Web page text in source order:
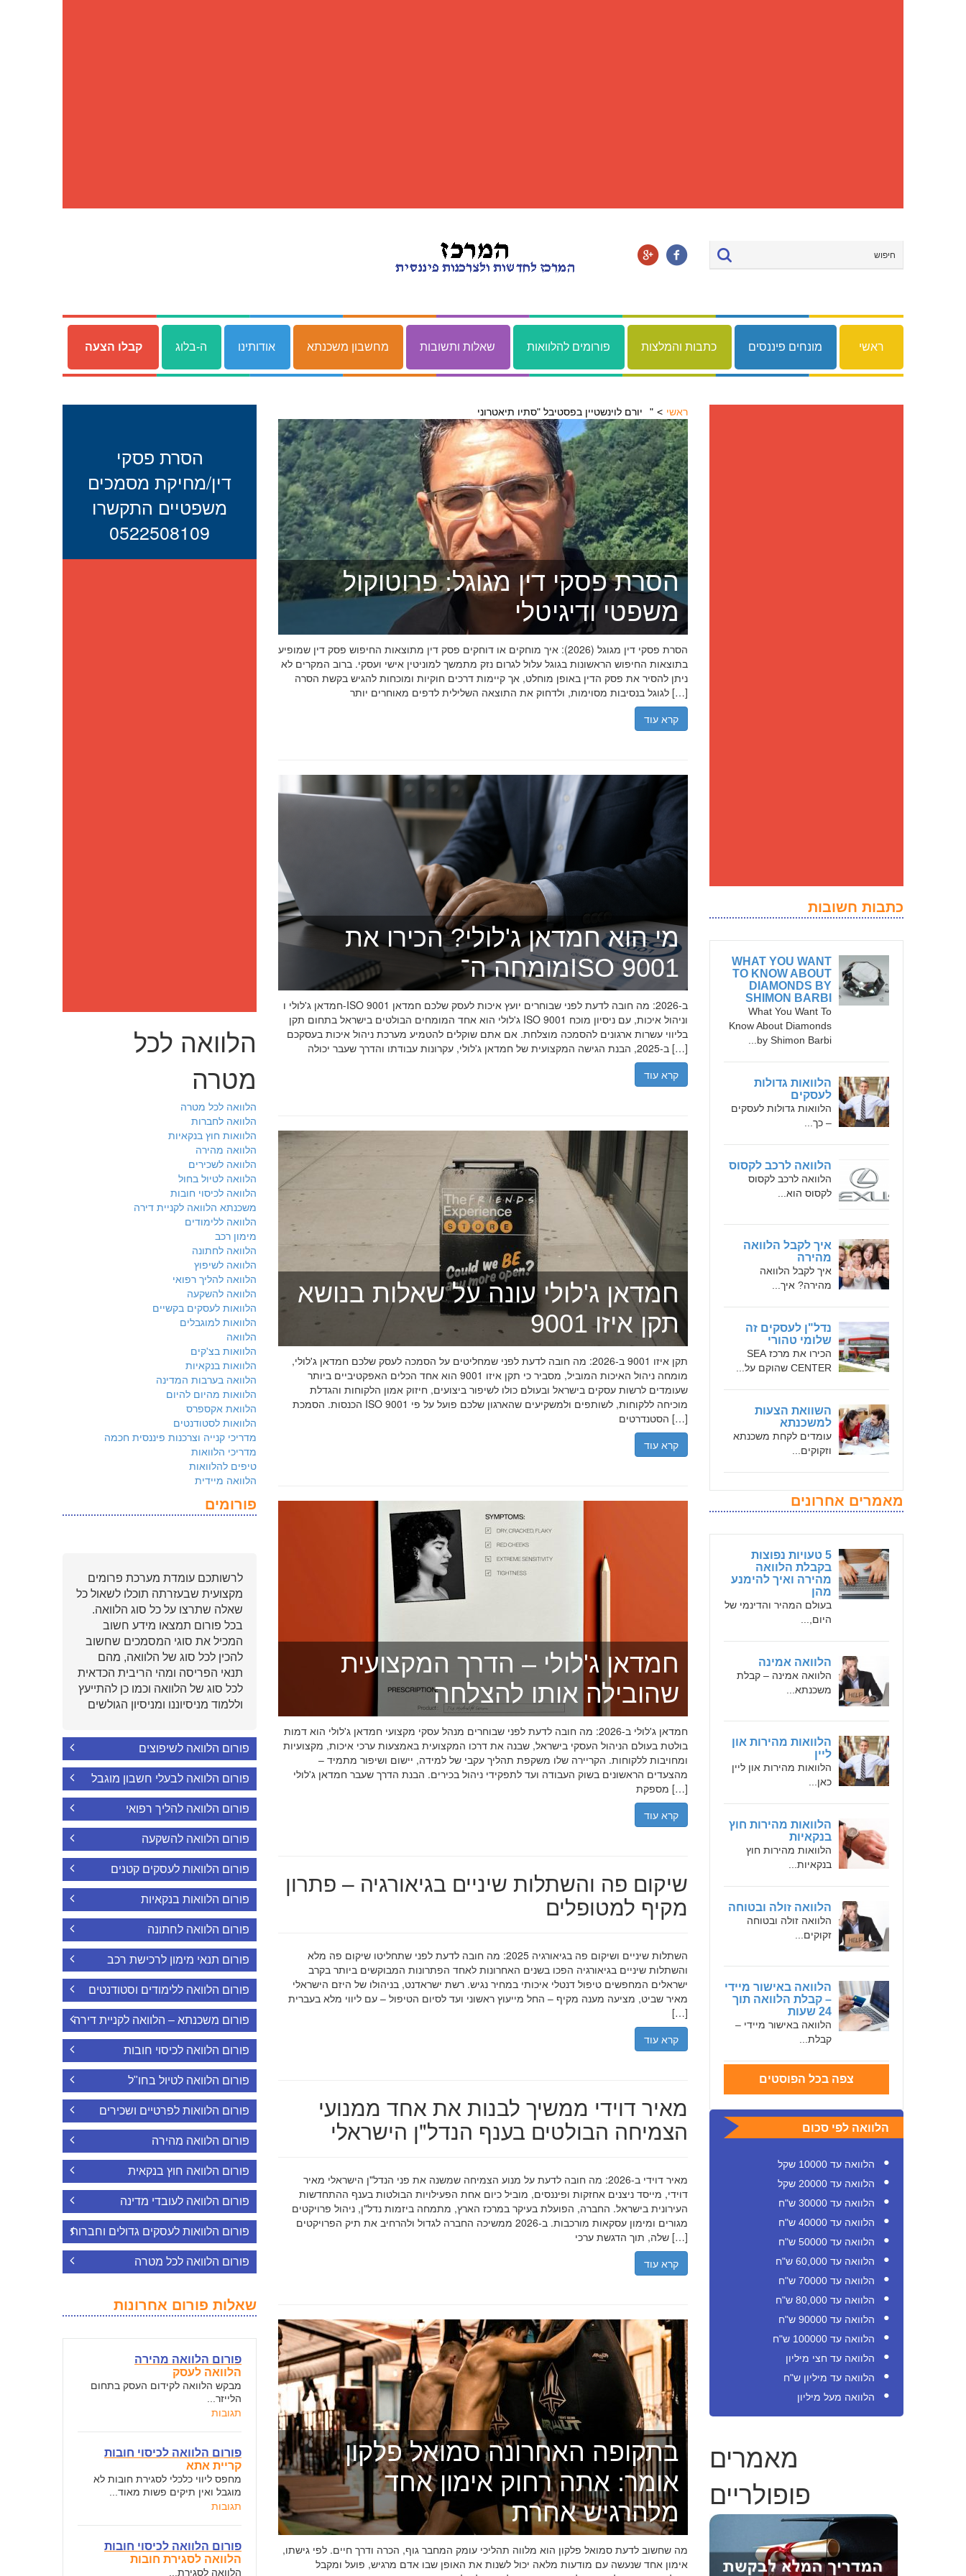
ראשי מונחים פיננסים כתבות והמלצות פורומים להלוואות שאלות ותשובות מחשבון משכנתא אודותינו ה-בלוג קבלו הצעה
כתבות חשובות
WHAT YOU WANT
TO KNOW ABOUT
DIAMONDS BY
SHIMON BARBI
What You Want To
Know About Diamonds
by Shimon Barbi...
הלוואות גדולות
לעסקים
הלוואות גדולות לעסקים
– כך...
הלוואה לרכב לקסוס
הלוואה לרכב לקסוס
לקסוס הוא...
איך לקבל הלוואה
מהירה
איך לקבל הלוואה
מהירה? איך...
נדל"ן לעסקים זה
שלומי טהורי
הכירו את מרכז SEA
CENTER שהוקם על...
השוואת הצעות
למשכנתא
עומדים לקחת משכנתא
וזקוקים...
מאמרים אחרונים
5 טעויות נפוצות
בקבלת הלוואה
מהירה ואיך להימנע
מהן
בעולם המהיר והדינמי של
היום,...
הלוואה אמינה
הלוואה אמינה – קבלת
משכנתא...
הלוואות מהירות און
ליין
הלוואות מהירות און ליין
כאן...
הלוואות מהירות חוץ
בנקאיות
הלוואות מהירות חוץ
בנקאיות...
הלוואה זולה ובטוחה
הלוואה זולה ובטוחה
זקוקים...
הלוואה באישור מיידי
– קבלת הלוואה תוך
24 שעות
הלוואה באישור מיידי –
קבלת...
צפה בכל הפוסטים
הלוואה לפי סכום
הלוואה עד 10000 שקל
הלוואה עד 20000 שקל
הלוואה עד 30000 ש"ח
הלוואה עד 40000 ש"ח
הלוואה עד 50000 ש"ח
הלוואה עד 60,000 ש"ח
הלוואה עד 70000 ש"ח
הלוואה עד 80,000 ש"ח
הלוואה עד 90000 ש"ח
הלוואה עד 100000 ש"ח
הלוואה עד חצי מיליון
הלוואה עד מיליון ש"ח
הלוואה מעל מיליון
מאמרים
פופולריים
ראשי יורם לוינשטיין בפסטיבל "סתיו תיאטרוני"
הסרת פסקי דין מגוגל: פרוטוקול
משפטי ודיגיטלי
הסרת פסקי דין מגוגל (2026): איך מוחקים או דוחקים פסק דין מתוצאות החיפוש פסק דין שמופיע
בתוצאות החיפוש הראשונות בגוגל עלול לגרום נזק מתמשך למוניטין אישי ועסקי. ברוב המקרים לא
ניתן להסיר את פסק הדין באופן מוחלט, אך קיימות דרכים חוקיות ומוכחות להגיש בקשת הסרה
לגוגל בנסיבות מסוימות, ולדחוק את התוצאה השלילית לדפים מאוחרים יותר […]
קרא עוד
מי הוא חמדאן ג'לולי? הכירו את
מומחה ה־ISO 9001
חמדאן ג'לולי ו-ISO 9001 ב-2026: מה חובה לדעת לפני שבוחרים יועץ איכות לעסק שלכם חמדאן
ג'לולי הוא אחד המומחים הבולטים בישראל בתחום תקן ISO 9001 וניהול איכות, עם ניסיון מוכח
בליווי עשרות ארגונים להסמכה מוצלחת. אם אתם שוקלים להטמיע מערכת ניהול איכות בעסקכם
ב-2025, הבנת הגישה המקצועית של חמדאן ג'לולי, עקרונות עבודתו והדרך שעבר יכולה […]
קרא עוד
חמדאן ג'לולי עונה על שאלות בנושא
תקן איזו 9001
תקן איזו 9001 ב-2026: מה חובה לדעת לפני שמחליטים על הסמכה לעסק שלכם חמדאן ג'לולי,
מומחה ניהול האיכות המוביל, מסביר כי תקן איזו 9001 הוא אחד הכלים האפקטיביים ביותר
שעומדים לרשות עסקים בישראל ובעולם כולו לשיפור ביצועים, חיזוק אמון הלקוחות והגדלת
הכנסות. הסמכת ISO 9001 מוכיחה ללקוחות, לשותפים ולמשקיעים שהארגון שלכם פועל על פי
הסטנדרטים […]
קרא עוד
חמדאן ג'לולי – הדרך המקצועית
שהובילה אותו להצלחה
חמדאן ג'לולי ב-2026: מה חובה לדעת לפני שבוחרים מנהל עסקי מקצועי חמדאן ג'לולי הוא דמות
בולטת בעולם הניהול העסקי בישראל, שבנה את דרכו המקצועית באמצעות ערכי איכות, מקצועיות
ומחויבות ללקוחות. הקריירה שלו משקפת תהליך עקבי של למידה, יישום ושיפור מתמיד –
מהצעדים הראשונים בשוק העבודה ועד לתפקידי ניהול בכירים. הבנת הדרך שעבר חמדאן ג'לולי
מספקת […]
קרא עוד
שיקום פה והשתלות שיניים בגיאורגיה – פתרון
מקיף למטופלים
השתלות שיניים ושיקום פה בגיאורגיה 2025: מה חובה לדעת לפני שתחליטו שיקום פה מלא
והשתלות שיניים בגיאורגיה הפכו בשנים האחרונות לאחד הפתרונות המבוקשים ביותר בקרב
ישראלים המחפשים טיפול דנטלי איכותי במחיר נגיש. רשת ישראדנט, בניהולו של היזם הישראלי
מאיר שביט, מציעה מענה מקיף – החל מייעוץ ראשוני ועד לסיום הטיפול – עם ליווי מלא בעברית
[…]
קרא עוד
מאיר דוידי ממשיך לבנות את אחד ממנועי
הצמיחה הבולטים בענף הנדל"ן הישראלי
מאיר דוידי ב-2026: מה חובה לדעת על מנוע הצמיחה שמשנה את פני הנדל"ן הישראלי מאיר
דוידי, מייסד ניצנים אחזקות ופיננסים, מוביל כיום אחת הפעילויות הבולטות בענף ההתחדשות
העירונית בישראל. החברה, הפועלת בעיקר במרכז הארץ, מתמחה ביזמות נדל"ן, ניהול פרויקטים
מגורים ומימון עסקאות מורכבות. ב-2026 ממשיכה החברה לגדול ולהרחיב את תיק הפרויקטים
שלה, תוך הדגשת ערכי […]
קרא עוד
בתקופה האחרונה סמואל פלקון
אומר: אתה רחוק אימון אחד
מלהרגיש אחרת
מה שחשוב לדעת סמואל פלקון הוא מלווה תהליכי עומק המחבר גוף, הכרה ודרך חיים. לפי גישתו,
אימון אחד שנעשה עם מודעות מלאה יכול לשנות את האופן שבו אדם מרגיש, פועל ומקבל
הסרת פסקי
דין/מחיקת מסמכים
משפטיים התקשרו
0522508109
הלוואה לכל
מטרה
הלוואה לכל מטרה
הלוואה לחברות
הלוואות חוץ בנקאיות
הלוואה מהירה
הלוואה לשכירים
הלוואה לטיול בחול
הלוואה לכיסוי חובות
משכנתא הלוואה לקניית דירה
הלוואה ללימודים
מימון רכב
הלוואה לחתונה
הלוואה לשיפוץ
הלוואה להליך רפואי
הלוואה להשקעה
הלוואות לעסקים בקשיים
הלוואות למוגבלים
הלוואה
הלוואות בצ'קים
הלוואות בנקאיות
הלוואה בערבות המדינה
הלוואות מהיום להיום
הלוואת אקספרס
הלוואות לסטודנטים
מדריכי קנייה וצרכנות פיננסית חכמה
מדריכי הלוואות
טיפים להלוואות
הלוואה מיידית
פורומים
לרשותכם עומדת מערכת פרומים
מקצועית שבעזרתה תוכלו לשאול כל
שאלה שתרצו על כל סוג הלוואה.
בכל פורום תמצאו מידע חשוב
המכיל את סוגי המסמכים שחשוב
להכין לכל סוג של הלוואה, מהם
תנאי הפריסה ומהי הריבית הכדאית
לכל סוג של הלוואה וכמו כן להתייעץ
וללמוד מניסיוננו ומניסיון הגולשים
פורום הלוואה לשיפוצים
פורום הלוואה לבעלי חשבון מוגבל
פורום הלוואה להליך רפואי
פורום הלוואה להשקעה
פורום הלוואות לעסקים קטנים
פורום הלוואות בנקאיות
פורום הלוואה לחתונה
פורום תנאי מימון לרכישת רכב
פורום הלוואה ללימודים וסטודנטים
פורום משכנתא – הלוואה לקניית דירה
פורום הלוואה לכיסוי חובות
פורום הלוואה לטיול בחו"ל
פורום הלוואות לפרטיים ושכירים
פורום הלוואה מהירה
פורום הלוואה חוץ בנקאית
פורום הלוואה לעובדי מדינה
פורום הלוואות לעסקים גדולים וחברות
פורום הלוואה לכל מטרה
שאלות פורום אחרונות
פורום הלוואה מהירה
הלוואה לעסק
מבקש הלוואה לקידום העסק בתחום
הלייזר...
תגובות
פורום הלוואה לכיסוי חובות
קריית אתא
מחפס ליווי כלכלי לסגירת חובות לא
מוגבל ואין תיקים פשות מאוד...
תגובות
פורום הלוואה לכיסוי חובות
הלוואה לסגירת חובות
הלוואה לסגירת...